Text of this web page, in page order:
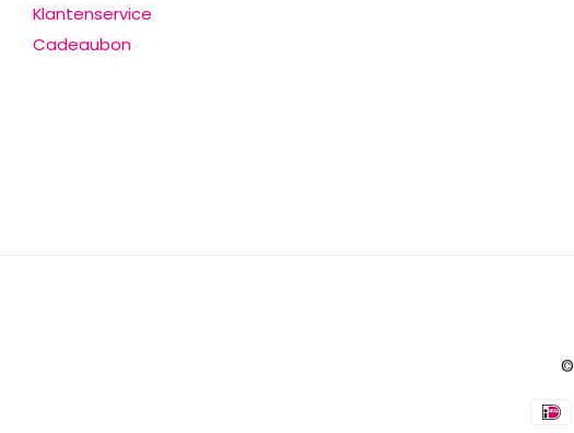
Klantenservice
Cadeaubon
©